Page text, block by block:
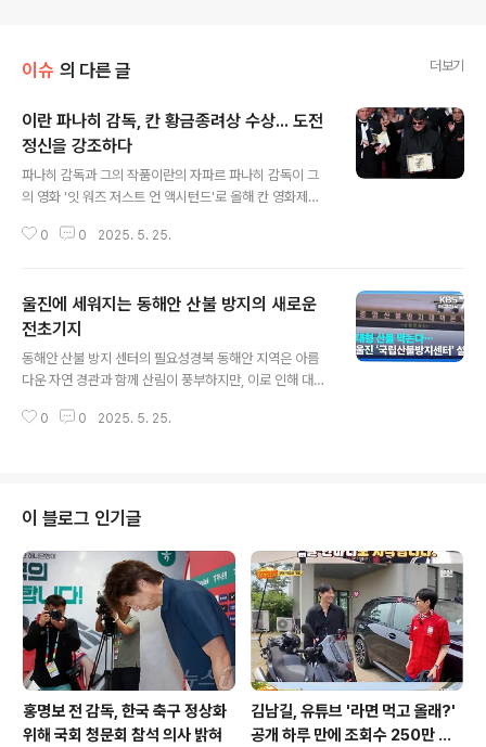
이슈 의 다른 글 더보기
이란 파나히 감독, 칸 황금종려상 수상... 도전
정신을 강조하다
파나히 감독과 그의 작품이란의 자파르 파나히 감독이 그
의 영화 '잇 워즈 저스트 언 액시턴드'로 올해 칸 영화제에
독은 반정부, 반체제 활동으로 인해 오랜 기간 동안 탄압을
을 주었습니다. 그는 수상 소감에서 '가장 중요한 건 나라의
자유'라고 강조하며, 도전을 두려워하지 말라는 메시지를
전했습니다. 영화제에서의 성취이번 수상으로 파나히 감독
은 유럽 3대 영화제의 최고상을 모두 석권하게 되었습니
다. 칸 영화제는 세계에서 가장 권위 있는 영화제 중 하나
로, 이 상은 감독의 뛰어난 창의력과 사회적 메시지를 담은
0 0 2025. 5. 25.
울진에 세워지는 동해안 산불 방지의 새로운
전초기지
동해안 산불 방지 센터의 필요성경북 동해안 지역은 아름
다운 자연 경관과 함께 산림이 풍부하지만, 이로 인해 대형
해 의성군의 산림이 잿더미가 되었고, 이는 지역 주민들에
청과 지방자치단체 간의 협업을 통해 진화 장비를 효과적
으로 운영하며, 신속한 상황 대처를 할 수 있도록 할 예정입
니다. 통합 운영 센터의 설계 및 건축 과정‘동해안산불방지
센터’는 울진군 기성면 봉산리에 설계 및 건축이 진행되고
있으며, 내년 초 착공에 들어갑니다. 총 사업비는 86억50
00만원으로, 이 비용은..
0 0 2025. 5. 25.
이 블로그 인기글
홍명보 전 감독, 한국 축구 정상화
위해 국회 청문회 참석 의사 밝혀
김남길, 유튜브 '라면 먹고 올래?'
공개 하루 만에 조회수 250만 돌